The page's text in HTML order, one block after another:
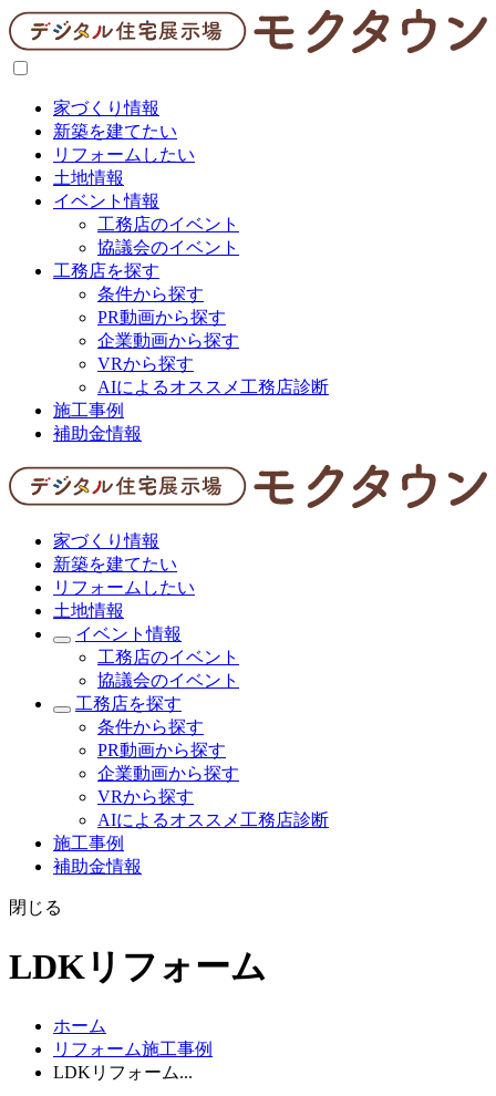
家づくり情報
新築を建てたい
リフォームしたい
土地情報
イベント情報
工務店のイベント
協議会のイベント
工務店を探す
条件から探す
PR動画から探す
企業動画から探す
VRから探す
AIによるオススメ工務店診断
施工事例
補助金情報
家づくり情報
新築を建てたい
リフォームしたい
土地情報
イベント情報
工務店のイベント
協議会のイベント
工務店を探す
条件から探す
PR動画から探す
企業動画から探す
VRから探す
AIによるオススメ工務店診断
施工事例
補助金情報
閉じる
LDKリフォーム
ホーム
リフォーム施工事例
LDKリフォーム...